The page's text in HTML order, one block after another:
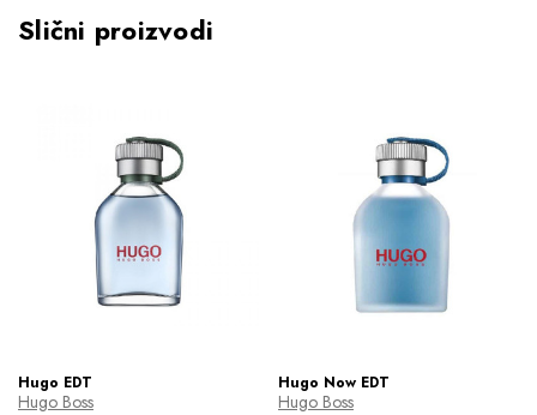
Slični proizvodi
Hugo EDT
Hugo Boss
Hugo Now EDT
Hugo Boss